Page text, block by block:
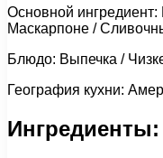
Основной
Маскарпоне /
Блюдо: Выпечка /
География кухни:
Ингредиенты: